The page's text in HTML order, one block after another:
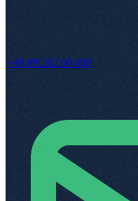
+49 89 262 00 609